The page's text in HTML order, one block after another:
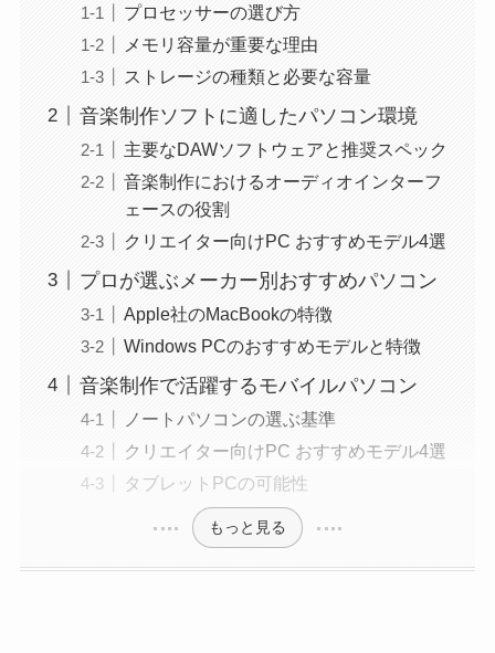
プロセッサーの選び方
メモリ容量が重要な理由
ストレージの種類と必要な容量
音楽制作ソフトに適したパソコン環境
主要なDAWソフトウェアと推奨スペック
音楽制作におけるオーディオインターフ
ェースの役割
クリエイター向けPC おすすめモデル4選
プロが選ぶメーカー別おすすめパソコン
Apple社のMacBookの特徴
Windows PCのおすすめモデルと特徴
音楽制作で活躍するモバイルパソコン
ノートパソコンの選ぶ基準
クリエイター向けPC おすすめモデル4選
タブレットPCの可能性
もっと見る